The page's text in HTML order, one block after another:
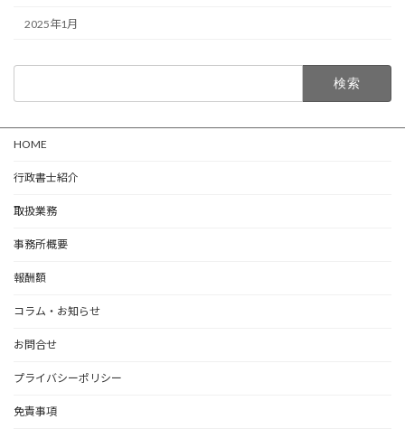
2025年1月
HOME
行政書士紹介
取扱業務
事務所概要
報酬額
コラム・お知らせ
お問合せ
プライバシーポリシー
免責事項